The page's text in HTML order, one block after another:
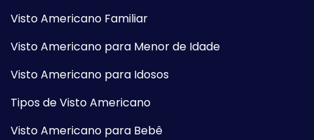
Visto Americano Familiar
Visto Americano para Menor de Idade
Visto Americano para Idosos
Tipos de Visto Americano
Visto Americano para Bebê